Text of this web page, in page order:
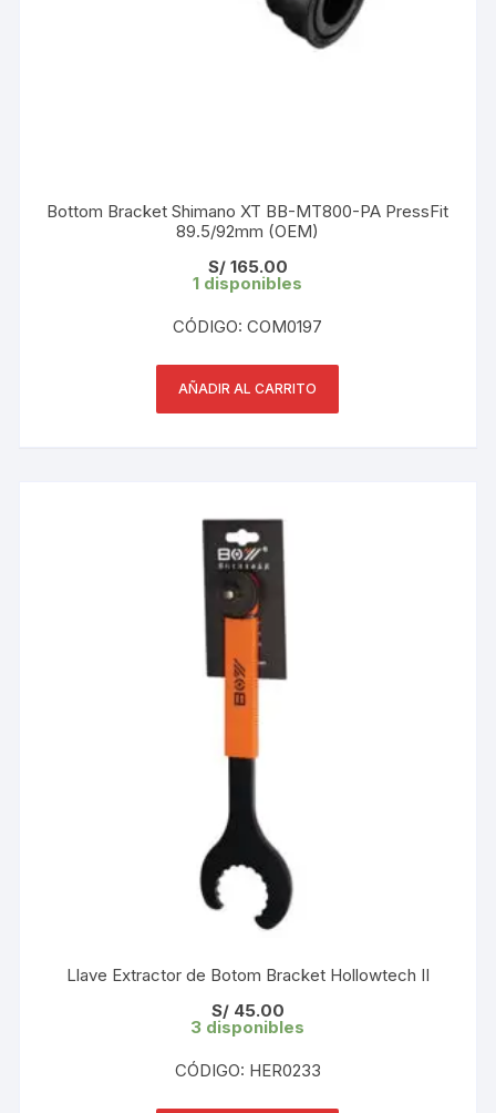
Bottom Bracket Shimano XT BB-MT800-PA PressFit
89.5/92mm (OEM)
S/165.00
1 disponibles
CÓDIGO: COM0197
AÑADIR AL CARRITO
Llave Extractor de Botom Bracket Hollowtech II
S/45.00
3 disponibles
CÓDIGO: HER0233